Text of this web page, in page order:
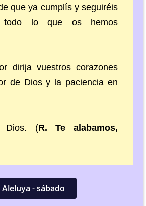
que ya cumplís y seguiréis
todo lo que os hemos
dirija vuestros corazones
de Dios y la paciencia en
Dios. (R. Te alabamos,
Aleluya - sábado